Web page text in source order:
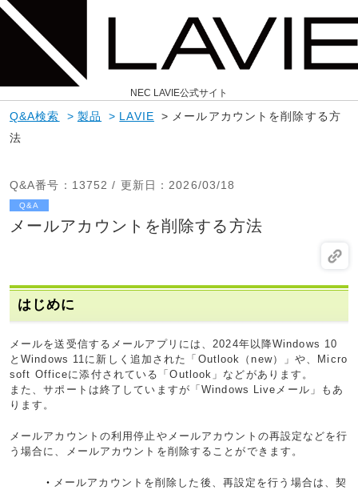
NEC LAVIE公式サイト
Q&A検索 > 製品 > LAVIE > メールアカウントを削除する方
法
Q&A番号 ：13752 / 更新日 ：2026/03/18
Q&A
メールアカウントを削除する方法
はじめに
メールを送受信するメールアプリには、2024年以降Windows 10
とWindows 11に新しく追加された「Outlook（new）」や、Micro
soft Officeに添付されている「Outlook」などがあります。
また、サポートは終了していますが「Windows Liveメール」もあ
ります。
メールアカウントの利用停止やメールアカウントの再設定などを行
う場合に、メールアカウントを削除することができます。
メールアカウントを削除した後、再設定を行う場合は、契